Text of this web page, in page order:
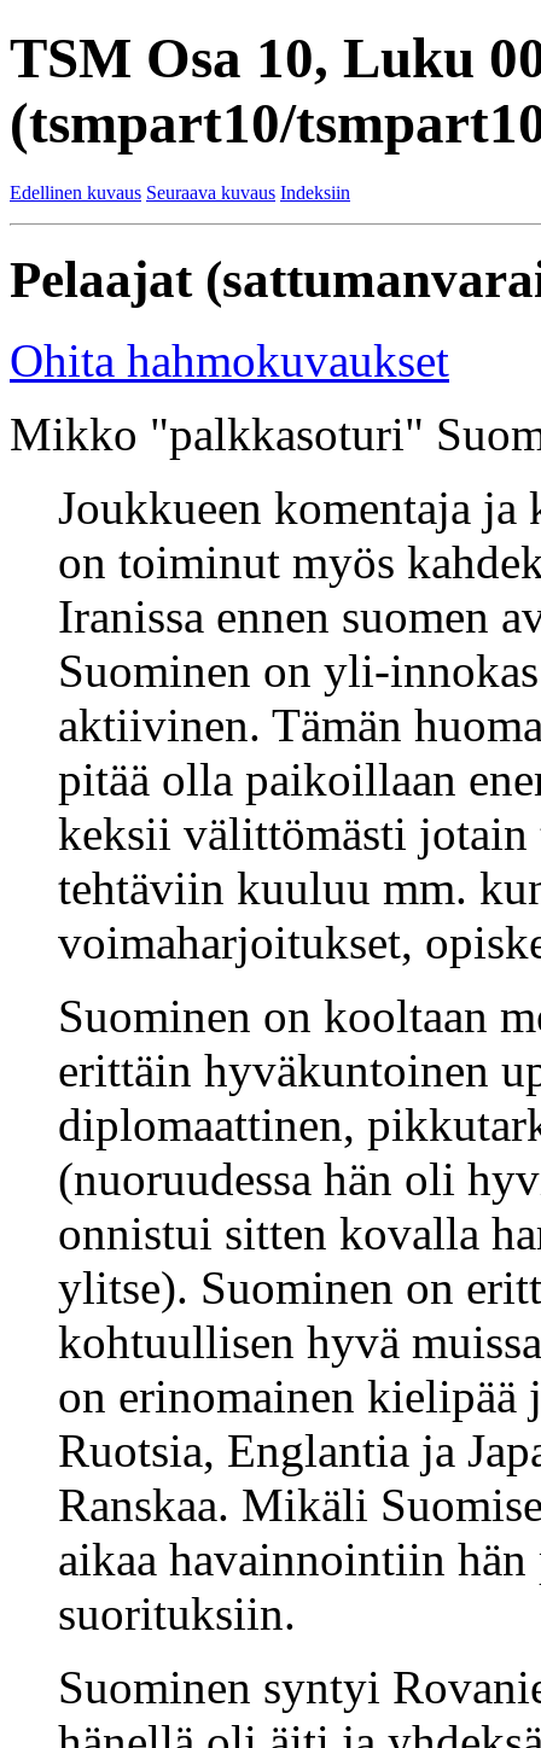
TSM Osa 10, Luku
(tsmpart10/
Edellinen kuvaus Seuraava kuvaus Indeksiin
Pelaajat
Ohita hahmokuvaukset
Mikko "palkkasoturi"
Joukkueen komentaja
on toiminut myös
Iranissa ennen suomen
Suominen on yli-
aktiivinen. Tämän
pitää olla paikoillaan
keksii välittömästi
tehtäviin kuuluu mm.
voimaharjoitukset,
Suominen on kooltaan
erittäin hyväkuntoinen
diplomaattinen,
(nuoruudessa hän oli
onnistui sitten kovalla
ylitse). Suominen on
kohtuullisen hyvä
on erinomainen kielipää
Ruotsia, Englantia ja
Ranskaa. Mikäli
aikaa havainnointiin
suorituksiin.
Suominen syntyi